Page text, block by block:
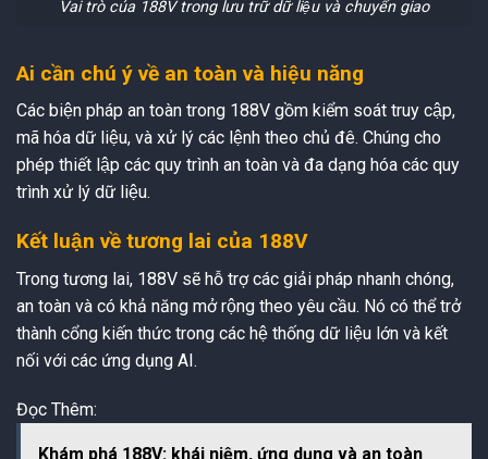
Vai trò của 188V trong lưu trữ dữ liệu và chuyển giao
Ai cần chú ý về an toàn và hiệu năng
Các biện pháp an toàn trong 188V gồm kiểm soát truy cập,
mã hóa dữ liệu, và xử lý các lệnh theo chủ đê. Chúng cho
phép thiết lập các quy trình an toàn và đa dạng hóa các quy
trình xử lý dữ liệu.
Kết luận về tương lai của 188V
Trong tương lai, 188V sẽ hỗ trợ các giải pháp nhanh chóng,
an toàn và có khả năng mở rộng theo yêu cầu. Nó có thể trở
thành cổng kiến thức trong các hệ thống dữ liệu lớn và kết
nối với các ứng dụng AI.
Đọc Thêm:
Khám phá 188V: khái niệm, ứng dụng và an toàn